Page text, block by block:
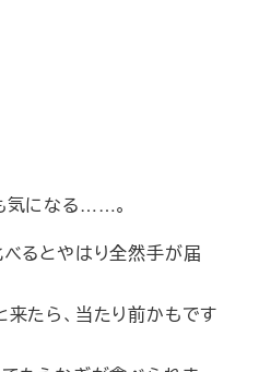
気になる……。
るとやはり全然手が届
たら、当たり前かもです